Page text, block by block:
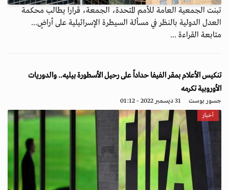
تبنت الجمعية العامة للأمم المتحدة، الجمعة، قرارا يطالب محكمة
العدل الدولية بالنظر في مسألة السيطرة الإسرائيلية على أراضٍ...
متابعة القراءة ...
تنكيس الأعلام بمقر الفيفا حداداً على رحيل الأسطورة بيليه.. والدوريات
الأوروبية تكرمه
جسور بوست 31 ديسمبر 2022 - 01:12
أخبار